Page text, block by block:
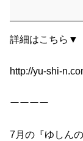
開
催
1
詳細はこちら▼
http://yu-shi-
ーーーー
7月の『ゆしん